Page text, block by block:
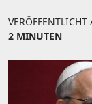
VERÖFFENTLICHT
2 MINUTEN